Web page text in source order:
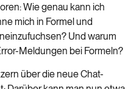
Wie genau kann ich
mich in Formel und
Und warum
Meldungen bei Formeln?
über die neue Chat-